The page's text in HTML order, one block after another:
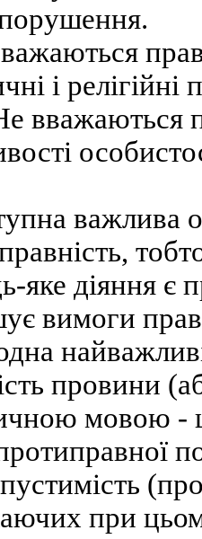
і
вважаються
важлива
яке діяння є
вимоги
провини
мовою -
при